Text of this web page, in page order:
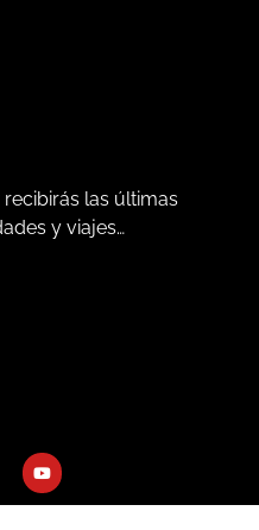
las últimas
y viajes…